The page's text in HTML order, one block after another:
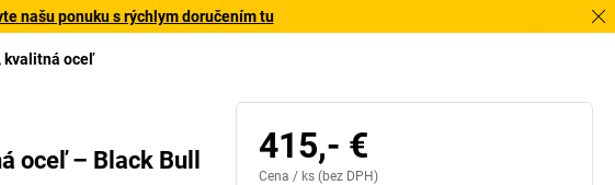
našu ponuku s rýchlym doručením tu
kvalitná oceľ
oceľ – Black Bull 415,- €
Cena / ks (bez DPH)